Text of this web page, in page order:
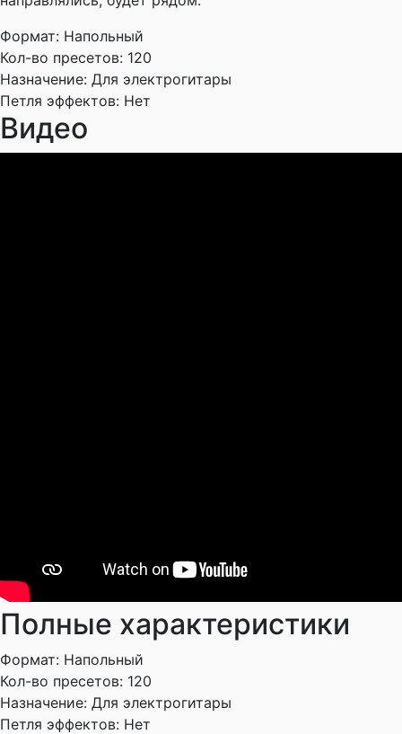
Формат: Напольный
Кол-во пресетов: 120
Назначение: Для электрогитары
Петля эффектов: Нет
Видео
Полные характеристики
Формат: Напольный
Кол-во пресетов: 120
Назначение: Для электрогитары
Петля эффектов: Нет